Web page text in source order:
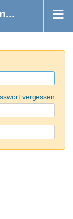
vergessen